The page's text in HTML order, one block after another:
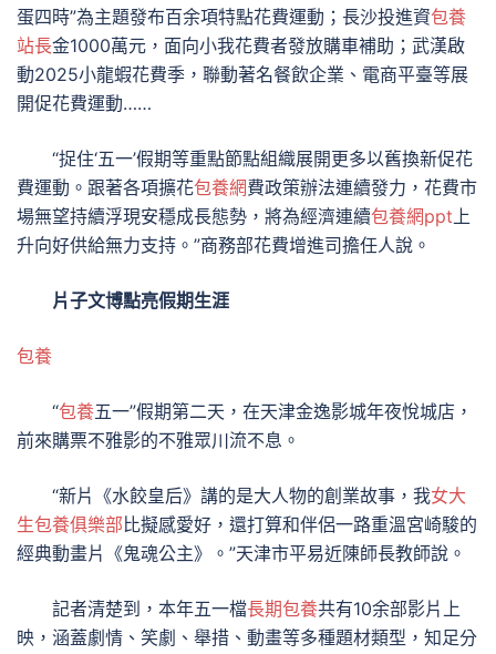
蛋四時”為主題發布百余項特點花費運動；長沙投進資包養
站長金1000萬元，面向小我花費者發放購車補助；武漢啟
動2025小龍蝦花費季，聯動著名餐飲企業、電商平臺等展
開促花費運動……
“捉住‘五一’假期等重點節點組織展開更多以舊換新促花
費運動。跟著各項擴花包養網費政策辦法連續發力，花費市
場無望持續浮現安穩成長態勢，將為經濟連續包養網ppt上
升向好供給無力支持。”商務部花費增進司擔任人說。
片子文博點亮假期生涯
包養
“包養五一”假期第二天，在天津金逸影城年夜悅城店，
前來購票不雅影的不雅眾川流不息。
“新片《水餃皇后》講的是大人物的創業故事，我女大
生包養俱樂部比擬感愛好，還打算和伴侶一路重溫宮崎駿的
經典動畫片《鬼魂公主》。”天津市平易近陳師長教師說。
記者清楚到，本年五一檔長期包養共有10余部影片上
映，涵蓋劇情、笑劇、舉措、動畫等多種題材類型，知足分